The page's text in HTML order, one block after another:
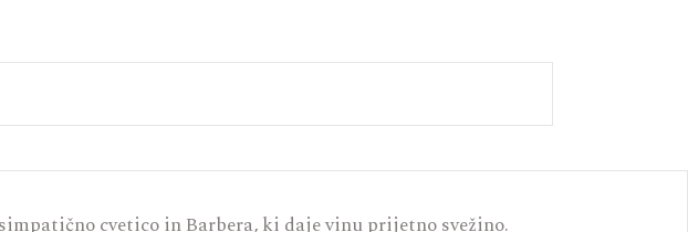
cvetico in Barbera, ki daje vinu prijetno svežino.